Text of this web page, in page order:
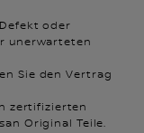
oder
unerwarteten
Sie den Vertrag
zertifizierten
Original Teile.